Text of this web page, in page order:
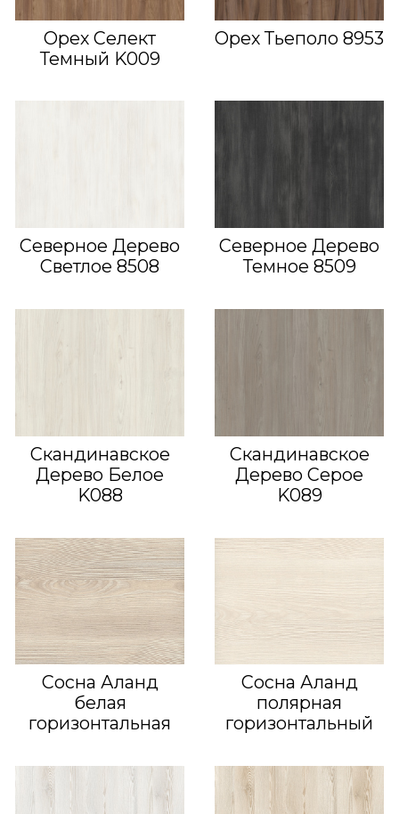
Орех Селект
Темный K009
Орех Тьеполо 8953
Северное Дерево
Светлое 8508
Северное Дерево
Темное 8509
Скандинавское
Дерево Белое
K088
Скандинавское
Дерево Серое
K089
Сосна Аланд
белая
горизонтальная
Сосна Аланд
полярная
горизонтальный